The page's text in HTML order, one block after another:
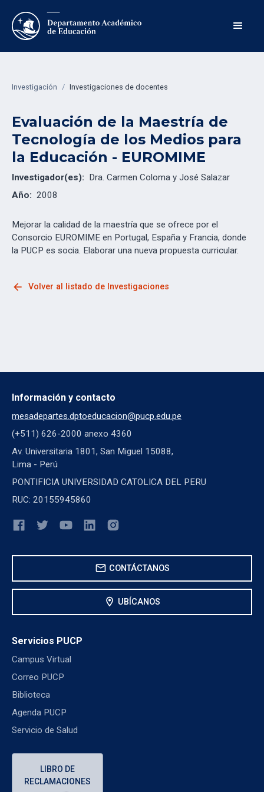
Investigación / Investigaciones de docentes
Evaluación de la Maestría de
Tecnología de los Medios para
la Educación - EUROMIME
Investigador(es): Dra. Carmen Coloma y José Salazar
Año: 2008
Mejorar la calidad de la maestría que se ofrece por el
Consorcio EUROMIME en Portugal, España y Francia, donde
la PUCP es socia. Elaborar una nueva propuesta curricular.
arrow_back Volver al listado de Investigaciones
Información y contacto
mesadepartes.dptoeducacion@pucp.edu.pe
(+511) 626-2000 anexo 4360
Av. Universitaria 1801, San Miguel 15088,
Lima - Perú
PONTIFICIA UNIVERSIDAD CATOLICA DEL PERU
RUC: 20155945860
mail CONTÁCTANOS
location_on UBÍCANOS
Servicios PUCP
Campus Virtual
Correo PUCP
Biblioteca
Agenda PUCP
Servicio de Salud
LIBRO DE
RECLAMACIONES